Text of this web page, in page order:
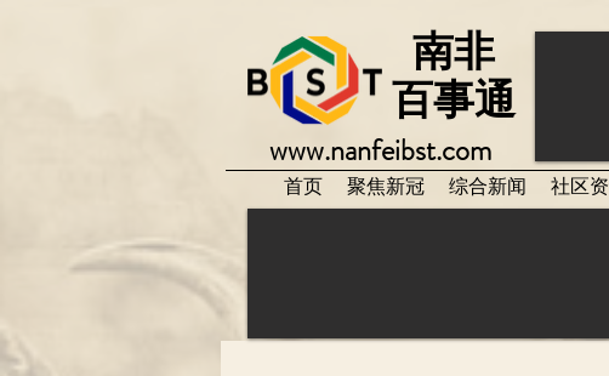
www.nanfeibst.com
百事通
南非
首页 聚焦新冠 综合新闻 社区